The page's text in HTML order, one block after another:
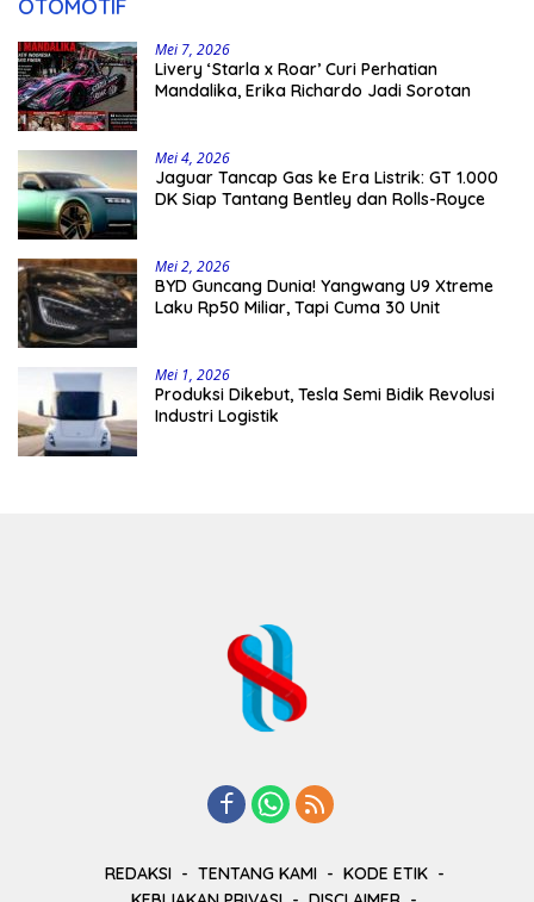
OTOMOTIF
Mei 7, 2026
Livery ‘Starla x Roar’ Curi Perhatian
Mandalika, Erika Richardo Jadi Sorotan
Mei 4, 2026
Jaguar Tancap Gas ke Era Listrik: GT 1.000
DK Siap Tantang Bentley dan Rolls-Royce
Mei 2, 2026
BYD Guncang Dunia! Yangwang U9 Xtreme
Laku Rp50 Miliar, Tapi Cuma 30 Unit
Mei 1, 2026
Produksi Dikebut, Tesla Semi Bidik Revolusi
Industri Logistik
REDAKSI TENTANG KAMI
KODE ETIK